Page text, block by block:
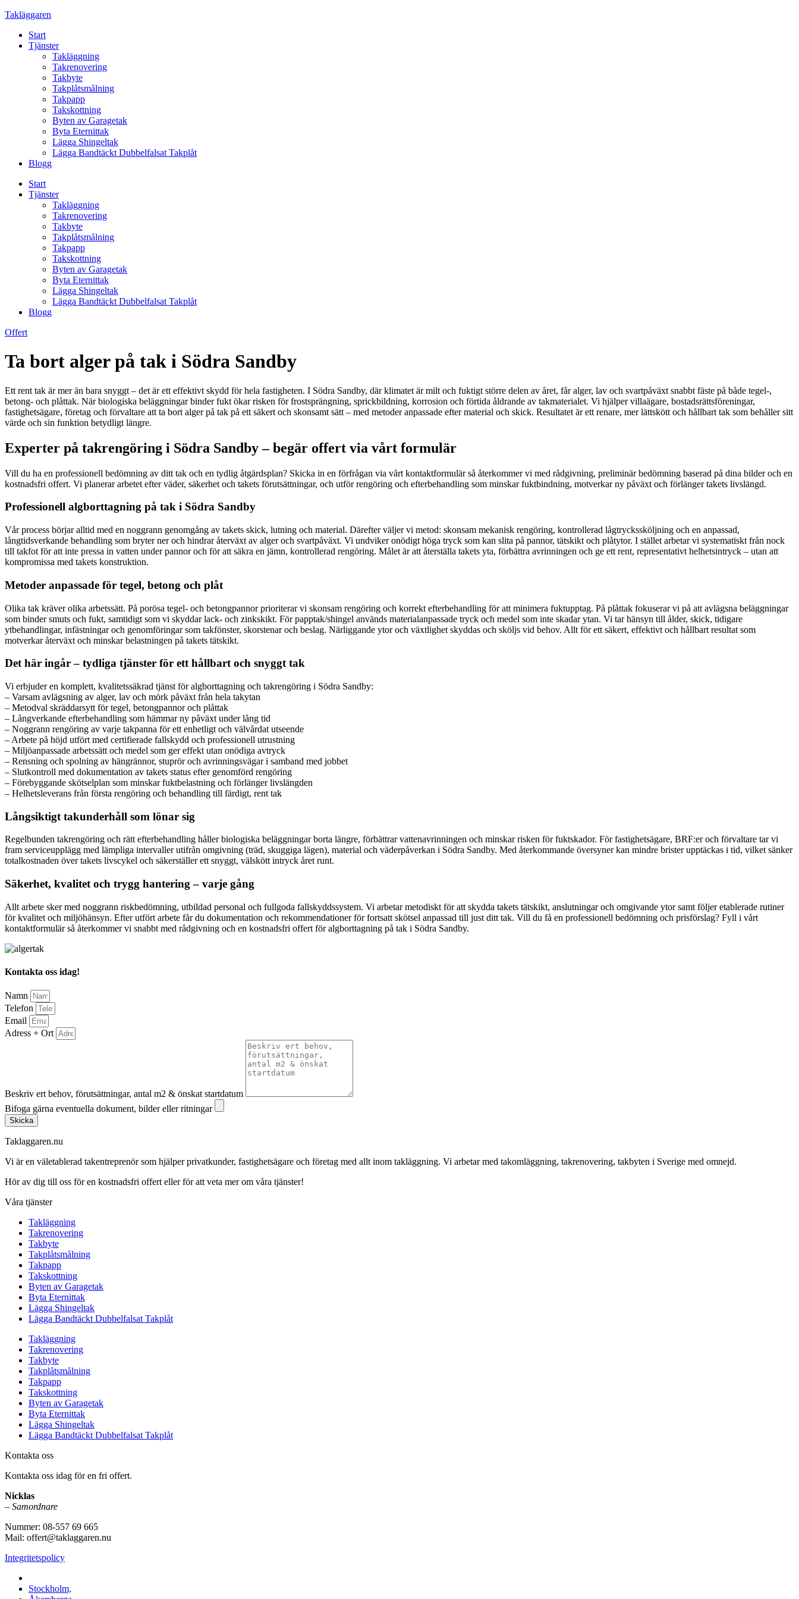
Skip
content
Takläggaren
Start
Tjänster
Takläggning
Takrenovering
Takbyte
Takplåtsmålning
Takpapp
Takskottning
Byten av Garagetak
Byta Eternittak
Lägga Shingeltak
Lägga Bandtäckt Dubbelfalsat Takplåt
Blogg
Start
Tjänster
Takläggning
Takrenovering
Takbyte
Takplåtsmålning
Takpapp
Takskottning
Byten av Garagetak
Byta Eternittak
Lägga Shingeltak
Lägga Bandtäckt Dubbelfalsat Takplåt
Blogg
Offert
Ta bort alger på tak i Södra Sandby
Ett rent tak är mer än bara snyggt – det är ett effektivt skydd för hela fastigheten. I Södra Sandby, där klimatet är milt och fuktigt större delen av året, får alger, lav och svartpåväxt snabbt fäste på både tegel-,
betong- och plåttak. När biologiska beläggningar binder fukt ökar risken för frostsprängning, sprickbildning, korrosion och förtida åldrande av takmaterialet. Vi hjälper villaägare, bostadsrättsföreningar,
fastighetsägare, företag och förvaltare att ta bort alger på tak på ett säkert och skonsamt sätt – med metoder anpassade efter material och skick. Resultatet är ett renare, mer lättskött och hållbart tak som behåller sitt
värde och sin funktion betydligt längre.
Experter på takrengöring i Södra Sandby – begär offert via vårt formulär
Vill du ha en professionell bedömning av ditt tak och en tydlig åtgärdsplan? Skicka in en förfrågan via vårt kontaktformulär så återkommer vi med rådgivning, preliminär bedömning baserad på dina bilder och en
kostnadsfri offert. Vi planerar arbetet efter väder, säkerhet och takets förutsättningar, och utför rengöring och efterbehandling som minskar fuktbindning, motverkar ny påväxt och förlänger takets livslängd.
Professionell algborttagning på tak i Södra Sandby
Vår process börjar alltid med en noggrann genomgång av takets skick, lutning och material. Därefter väljer vi metod: skonsam mekanisk rengöring, kontrollerad lågtryckssköljning och en anpassad,
långtidsverkande behandling som bryter ner och hindrar återväxt av alger och svartpåväxt. Vi undviker onödigt höga tryck som kan slita på pannor, tätskikt och plåtytor. I stället arbetar vi systematiskt från nock
till takfot för att inte pressa in vatten under pannor och för att säkra en jämn, kontrollerad rengöring. Målet är att återställa takets yta, förbättra avrinningen och ge ett rent, representativt helhetsintryck – utan att
kompromissa med takets konstruktion.
Metoder anpassade för tegel, betong och plåt
Olika tak kräver olika arbetssätt. På porösa tegel- och betongpannor prioriterar vi skonsam rengöring och korrekt efterbehandling för att minimera fuktupptag. På plåttak fokuserar vi på att avlägsna beläggningar
som binder smuts och fukt, samtidigt som vi skyddar lack- och zinkskikt. För papptak/shingel används materialanpassade tryck och medel som inte skadar ytan. Vi tar hänsyn till ålder, skick, tidigare
ytbehandlingar, infästningar och genomföringar som takfönster, skorstenar och beslag. Närliggande ytor och växtlighet skyddas och sköljs vid behov. Allt för ett säkert, effektivt och hållbart resultat som
motverkar återväxt och minskar belastningen på takets tätskikt.
Det här ingår – tydliga tjänster för ett hållbart och snyggt tak
Vi erbjuder en komplett, kvalitetssäkrad tjänst för algborttagning och takrengöring i Södra Sandby:
– Varsam avlägsning av alger, lav och mörk påväxt från hela takytan
– Metodval skräddarsytt för tegel, betongpannor och plåttak
– Långverkande efterbehandling som hämmar ny påväxt under lång tid
– Noggrann rengöring av varje takpanna för ett enhetligt och välvårdat utseende
– Arbete på höjd utfört med certifierade fallskydd och professionell utrustning
– Miljöanpassade arbetssätt och medel som ger effekt utan onödiga avtryck
– Rensning och spolning av hängrännor, stuprör och avrinningsvägar i samband med jobbet
– Slutkontroll med dokumentation av takets status efter genomförd rengöring
– Förebyggande skötselplan som minskar fuktbelastning och förlänger livslängden
– Helhetsleverans från första rengöring och behandling till färdigt, rent tak
Långsiktigt takunderhåll som lönar sig
Regelbunden takrengöring och rätt efterbehandling håller biologiska beläggningar borta längre, förbättrar vattenavrinningen och minskar risken för fuktskador. För fastighetsägare, BRF:er och förvaltare tar vi
fram serviceupplägg med lämpliga intervaller utifrån omgivning (träd, skuggiga lägen), material och väderpåverkan i Södra Sandby. Med återkommande översyner kan mindre brister upptäckas i tid, vilket sänker
totalkostnaden över takets livscykel och säkerställer ett snyggt, välskött intryck året runt.
Säkerhet, kvalitet och trygg hantering – varje gång
Allt arbete sker med noggrann riskbedömning, utbildad personal och fullgoda fallskyddssystem. Vi arbetar metodiskt för att skydda takets tätskikt, anslutningar och omgivande ytor samt följer etablerade rutiner
för kvalitet och miljöhänsyn. Efter utfört arbete får du dokumentation och rekommendationer för fortsatt skötsel anpassad till just ditt tak. Vill du få en professionell bedömning och prisförslag? Fyll i vårt
kontaktformulär så återkommer vi snabbt med rådgivning och en kostnadsfri offert för algborttagning på tak i Södra Sandby.
Kontakta oss idag!
Namn
Telefon
Email
Adress + Ort
Beskriv ert behov, förutsättningar, antal m2 & önskat startdatum
Bifoga gärna eventuella dokument, bilder eller ritningar
Skicka
Taklaggaren.nu
Vi är en väletablerad takentreprenör som hjälper privatkunder, fastighetsägare och företag med allt inom takläggning. Vi arbetar med takomläggning, takrenovering, takbyten i Sverige med omnejd.
Hör av dig till oss för en kostnadsfri offert eller för att veta mer om våra tjänster!
Våra tjänster
Takläggning
Takrenovering
Takbyte
Takplåtsmålning
Takpapp
Takskottning
Byten av Garagetak
Byta Eternittak
Lägga Shingeltak
Lägga Bandtäckt Dubbelfalsat Takplåt
Takläggning
Takrenovering
Takbyte
Takplåtsmålning
Takpapp
Takskottning
Byten av Garagetak
Byta Eternittak
Lägga Shingeltak
Lägga Bandtäckt Dubbelfalsat Takplåt
Kontakta oss
Kontakta oss idag för en fri offert.
Nicklas
– Samordnare
Nummer: 08-557 69 665
Mail: offert@taklaggaren.nu
Integritetspolicy
Stockholm,